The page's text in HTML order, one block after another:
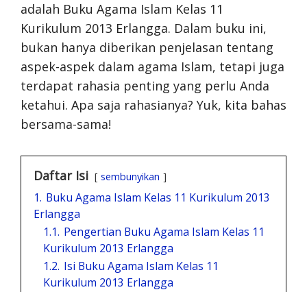
adalah Buku Agama Islam Kelas 11
Kurikulum 2013 Erlangga. Dalam buku ini,
bukan hanya diberikan penjelasan tentang
aspek-aspek dalam agama Islam, tetapi juga
terdapat rahasia penting yang perlu Anda
ketahui. Apa saja rahasianya? Yuk, kita bahas
bersama-sama!
Daftar Isi sembunyikan
1. Buku Agama Islam Kelas 11 Kurikulum 2013
Erlangga
1.1. Pengertian Buku Agama Islam Kelas 11
Kurikulum 2013 Erlangga
1.2. Isi Buku Agama Islam Kelas 11
Kurikulum 2013 Erlangga